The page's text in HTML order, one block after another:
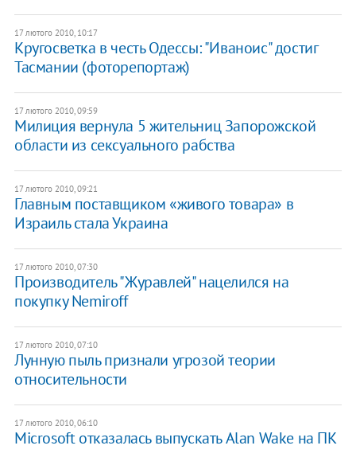
17 лютого 2010, 10:17
Кругосветка в честь Одессы: "Иваноис" достиг
Тасмании (фоторепортаж)
17 лютого 2010, 09:59
Милиция вернула 5 жительниц Запорожской
области из сексуального рабства
17 лютого 2010, 09:21
Главным поставщиком «живого товара» в
Израиль стала Украина
17 лютого 2010, 07:30
Производитель "Журавлей" нацелился на
покупку Nemiroff
17 лютого 2010, 07:10
Лунную пыль признали угрозой теории
относительности
17 лютого 2010, 06:10
Microsoft отказалась выпускать Alan Wake на ПК